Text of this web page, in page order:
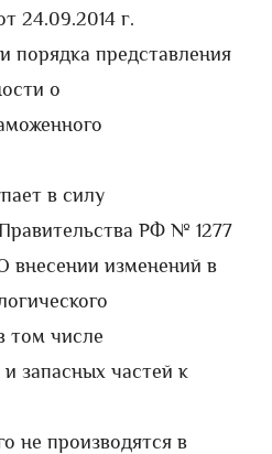
24.09.2014 г.
порядка представления
о
в силу
РФ № 1277
внесении изменений в
том числе
запасных частей к
не производятся в